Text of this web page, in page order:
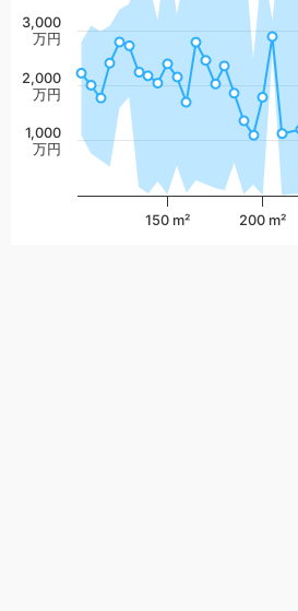
150 m² 200 m²
1,000
万円
2,000
万円
3,000
万円